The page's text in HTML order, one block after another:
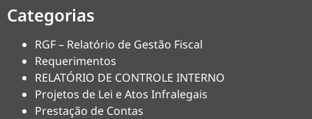
Categorias
RGF – Relatório de Gestão Fiscal
Requerimentos
RELATÓRIO DE CONTROLE INTERNO
Projetos de Lei e Atos Infralegais
Prestação de Contas